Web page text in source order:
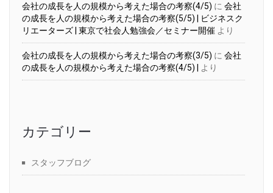
会社の成長を人の規模から考えた場合の考察(4/5) に 会社
の成長を人の規模から考えた場合の考察(5/5) | ビジネスク
リエーターズ | 東京で社会人勉強会／セミナー開催 より
会社の成長を人の規模から考えた場合の考察(3/5) に 会社
の成長を人の規模から考えた場合の考察(4/5) |
より
カテゴリー
スタッフブログ